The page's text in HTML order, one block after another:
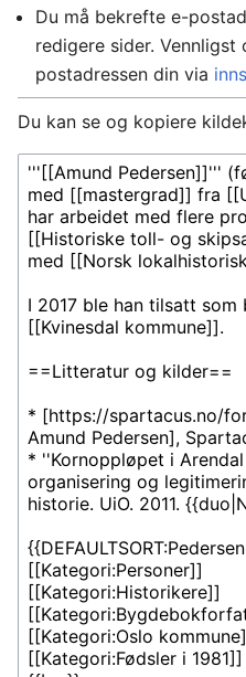
Du må bekrefte e-
redigere sider.
postadressen din via
Du kan se og kopiere